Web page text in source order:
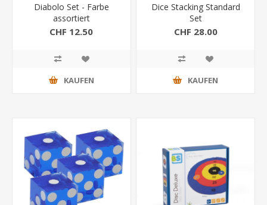
Diabolo Set - Farbe
assortiert
CHF 12.50
KAUFEN
Dice Stacking Standard
Set
CHF 28.00
KAUFEN